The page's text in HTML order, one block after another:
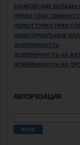
БАНКОВСКИЕ ВКЛАДЫ
ПРАВО
ПЕРЕУСТУПКА ПРАВ
НЕМАТЕРИАЛЬНЫЕ
ДОВЕРЕННОСТЬ
ДОВЕРЕННОСТЬ НА
ДОВЕРЕННОСТЬ НА
АВТОРИЗАЦИЯ